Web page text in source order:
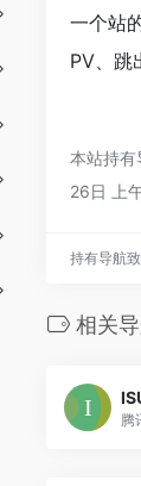
一个站
PV、跳
本站持有
26日 上
持有导航
相关
腾